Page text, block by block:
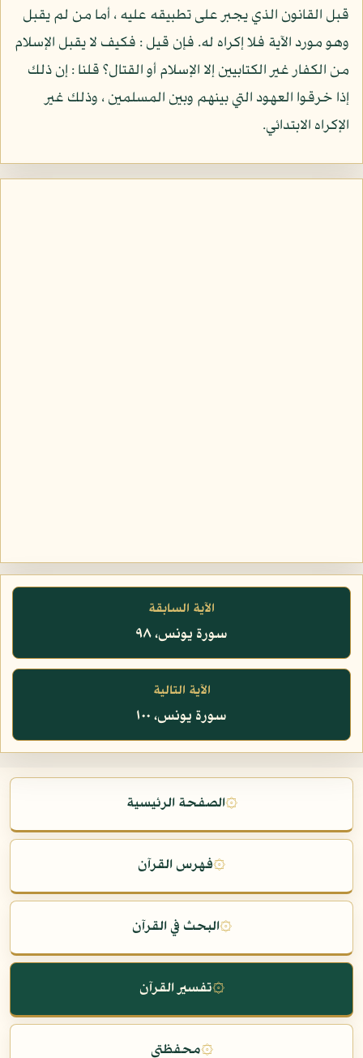
قبل القانون الذي يجبر على تطبيقه عليه ، أما من لم يقبل
وهو مورد الآية فلا إكراه له. فإن قيل : فكيف لا يقبل الإسلام
من الكفار غير الكتابيين إلا الإسلام أو القتال؟ قلنا : إن ذلك
إذا خرقوا العهود التي بينهم وبين المسلمين ، وذلك غير
الإكراه الابتدائي.
الآية السابقة
سورة يونس، ٩٨
الآية التالية
سورة يونس، ١٠٠
۞الصفحة الرئيسية
۞فهرس القرآن
۞البحث في القرآن
۞تفسير القرآن
۞محفظتي